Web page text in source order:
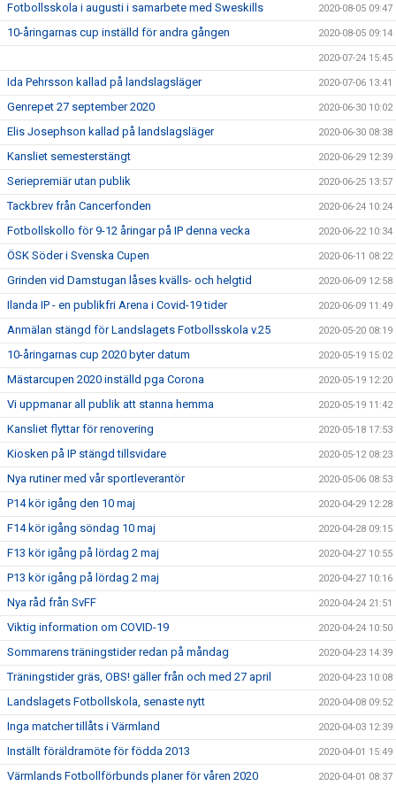
Fotbollsskola i augusti i samarbete med Sweskills 2020-08-05 09:47
10-åringarnas cup inställd för andra gången 2020-08-05 09:14
2020-07-24 15:45
Ida Pehrsson kallad på landslagsläger 2020-07-06 13:41
Genrepet 27 september 2020 2020-06-30 10:02
Elis Josephson kallad på landslagsläger 2020-06-30 08:38
Kansliet semesterstängt 2020-06-29 12:39
Seriepremiär utan publik 2020-06-25 13:57
Tackbrev från Cancerfonden 2020-06-24 10:24
Fotbollskollo för 9-12 åringar på IP denna vecka 2020-06-22 10:34
ÖSK Söder i Svenska Cupen 2020-06-11 08:22
Grinden vid Damstugan låses kvälls- och helgtid 2020-06-09 12:58
Ilanda IP - en publikfri Arena i Covid-19 tider 2020-06-09 11:49
Anmälan stängd för Landslagets Fotbollsskola v.25 2020-05-20 08:19
10-åringarnas cup 2020 byter datum 2020-05-19 15:02
Mästarcupen 2020 inställd pga Corona 2020-05-19 12:20
Vi uppmanar all publik att stanna hemma 2020-05-19 11:42
Kansliet flyttar för renovering 2020-05-18 17:53
Kiosken på IP stängd tillsvidare 2020-05-12 08:23
Nya rutiner med vår sportleverantör 2020-05-06 08:53
P14 kör igång den 10 maj 2020-04-29 12:28
F14 kör igång söndag 10 maj 2020-04-28 09:15
F13 kör igång på lördag 2 maj 2020-04-27 10:55
P13 kör igång på lördag 2 maj 2020-04-27 10:16
Nya råd från SvFF 2020-04-24 21:51
Viktig information om COVID-19 2020-04-24 10:50
Sommarens träningstider redan på måndag 2020-04-23 14:39
Träningstider gräs, OBS! gäller från och med 27 april 2020-04-23 10:08
Landslagets Fotbollskola, senaste nytt 2020-04-08 09:52
Inga matcher tillåts i Värmland 2020-04-03 12:39
Inställt föräldramöte för födda 2013 2020-04-01 15:49
Värmlands Fotbollförbunds planer för våren 2020 2020-04-01 08:37